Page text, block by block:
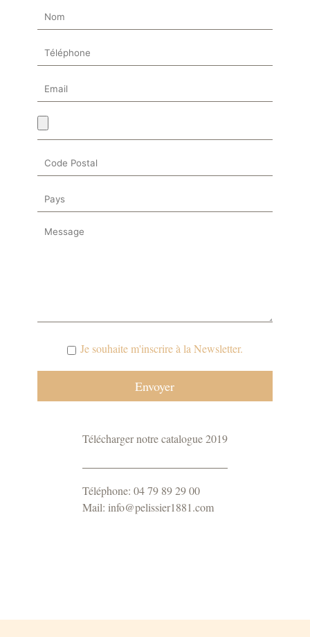
Je souhaite m'inscrire à la Newsletter.
Télécharger notre catalogue 2019
Téléphone: 04 79 89 29 00
Mail: info@pelissier1881.com